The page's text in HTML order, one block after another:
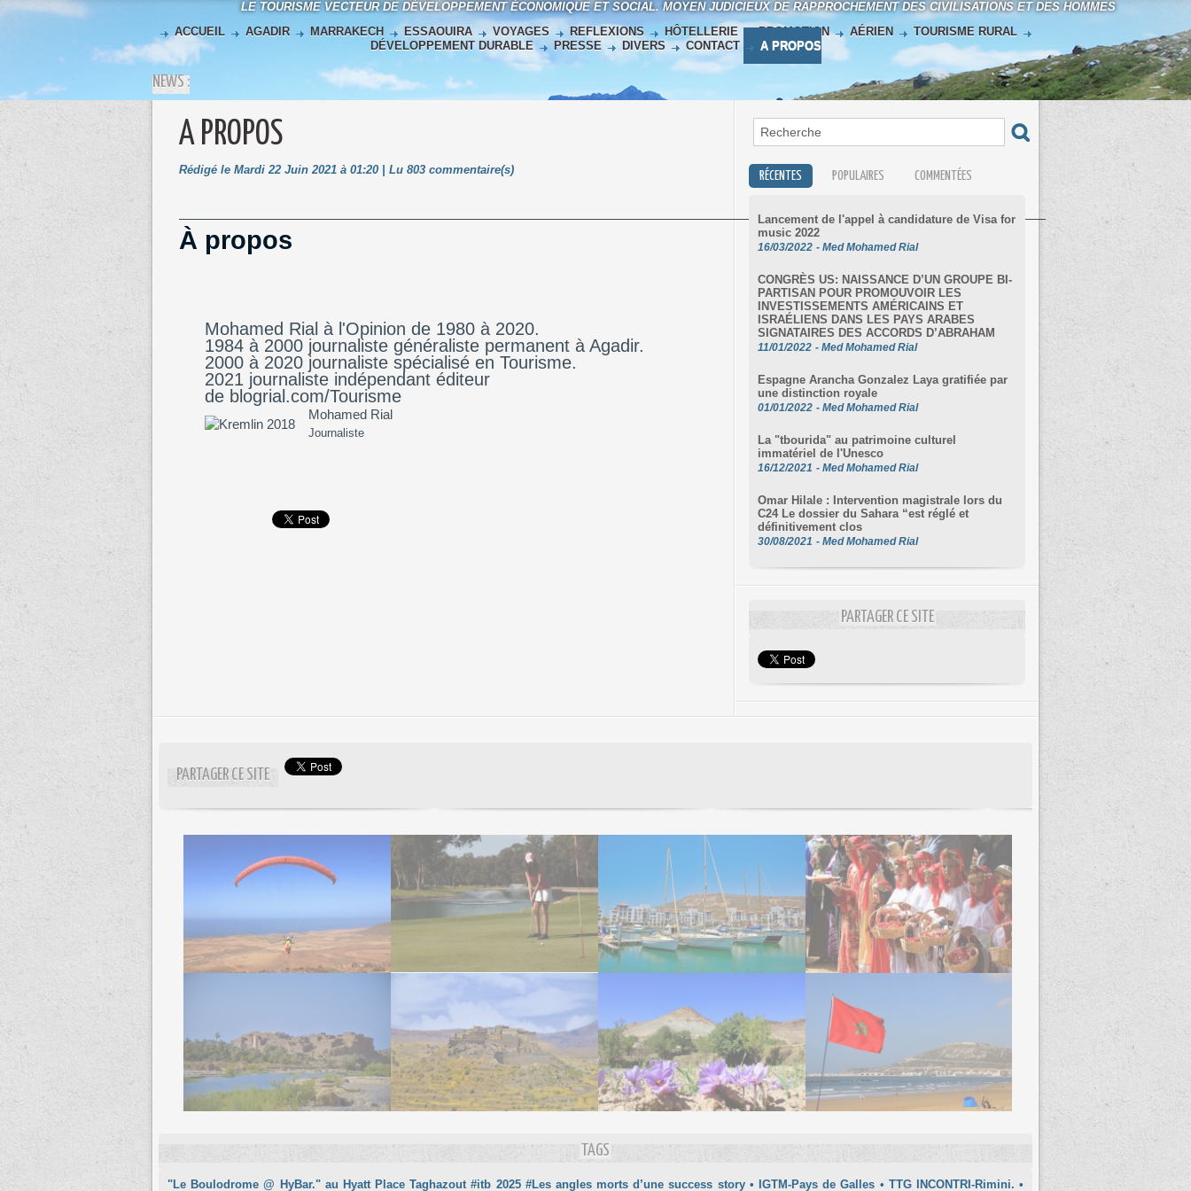
LE TOURISME VECTEUR DE DÉVELOPPEMENT ÉCONOMIQUE ET SOCIAL. MOYEN JUDICIEUX DE RAPPROCHEMENT DES CIVILISATIONS ET DES HOMMES
ACCUEIL
AGADIR MARRAKECH ESSAOUIRA VOYAGES REFLEXIONS HÔTELLERIE PROMOTION AÉRIEN
TOURISME RURAL
DÉVELOPPEMENT DURABLE
PRESSE DIVERS CONTACT A PROPOS
NEWS :
A PROPOS
Rédigé le Mardi 22 Juin 2021 à 01:20 | Lu 803 commentaire(s)
À propos
Mohamed Rial à l'Opinion de 1980 à 2020.
1984 à 2000 journaliste généraliste permanent à Agadir.
2000 à 2020 journaliste spécialisé en Tourisme.
2021 journaliste indépendant éditeur
de blogrial.com/Tourisme
Mohamed Rial
Journaliste
RÉCENTES POPULAIRES COMMENTÉES
Lancement de l'appel à candidature de Visa for
music 2022
16/03/2022 - Med Mohamed Rial
CONGRÈS US: NAISSANCE D’UN GROUPE BI-
PARTISAN POUR PROMOUVOIR LES
INVESTISSEMENTS AMÉRICAINS ET
ISRAÉLIENS DANS LES PAYS ARABES
SIGNATAIRES DES ACCORDS D’ABRAHAM
11/01/2022 - Med Mohamed Rial
Espagne Arancha Gonzalez Laya gratifiée par
une distinction royale
01/01/2022 - Med Mohamed Rial
La "tbourida" au patrimoine culturel
immatériel de l'Unesco
16/12/2021 - Med Mohamed Rial
Omar Hilale : Intervention magistrale lors du
C24 Le dossier du Sahara “est réglé et
définitivement clos
30/08/2021 - Med Mohamed Rial
PARTAGER CE SITE
PARTAGER CE SITE
TAGS
"Le Boulodrome @ HyBar." au Hyatt Place Taghazout #itb 2025 #Les angles morts d’une success story • IGTM-Pays de Galles • TTG INCONTRI-Rimini. •